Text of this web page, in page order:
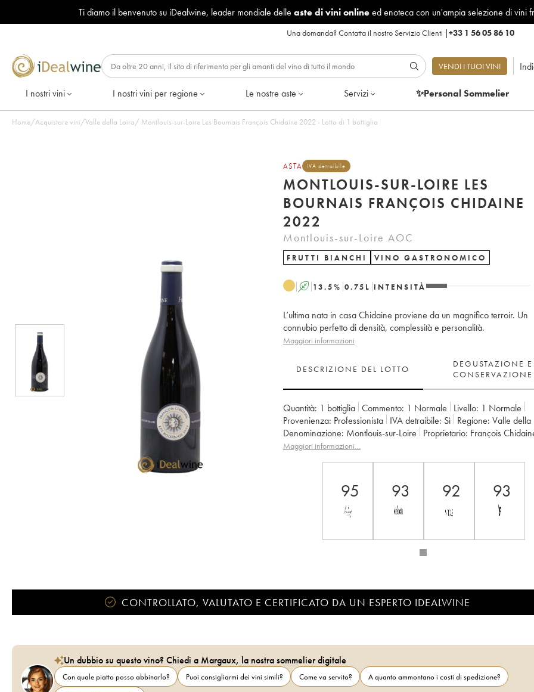
Ti diamo il benvenuto su iDealwine, leader mondiale delle aste di vini onlineed enoteca con un'ampia selezione di vini
Una domanda?Contatta il nostro Servizio Clienti |+33 1 56 05 86 10
VENDI I TUOI VINI
I nostri vini I nostri vini per regione Le nostre aste Servizi ✨Personal Sommelier
Home/Acquistare vini/Valle della Loira/ Montlouis-sur-Loire Les Bournais François Chidaine 2022 - Lotto di 1 bottiglia
ASTA IVA detraibile
MONTLOUIS-SUR-LOIRE LES
BOURNAIS FRANÇOIS CHIDAINE
2022
Montlouis-sur-Loire AOC
FRUTTI BIANCHI VINO GASTRONOMICO
A 13.5% 0.75 L INTENSITÀ
L’ultima nata in casa Chidaine proviene da un magnifico terroir. Un
connubio perfetto di densità, complessità e personalità.
Maggiori informazioni
DESCRIZIONE DEL LOTTO
DEGUSTAZIONE E
CONSERVAZIONE
Quantità: 1 bottiglia Commento: 1 Normale Livello: 1 Normale
Provenienza:
professionista IVA detraibile: sì Regione:
Valle
Denominazione:
Montlouis-sur-Loire Proprietario: François
Maggiori informazioni…
95 93 92 93
CONTROLLATO, VALUTATO E CERTIFICATO DA UN ESPERTO IDEALWINE
Un dubbio su questo vino? Chiedi a Margaux, la nostra sommelier digitale
Con quale piatto posso abbinarlo? Puoi consigliarmi dei vini simili? Come va servito?
A quanto ammontano i costi di spedizione?